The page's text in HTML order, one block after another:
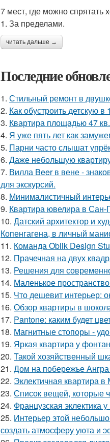
7 мест, где можно спрятать
1. За пределами.
читать дальше →
Последние
1. Стильный ремонт в
2. Как обустроить детскую
3. Квартира площадью 47 кв.
4. Я уже пять лет как
5. Парни часто слышат
6. Даже небольшую
7. Вилла Beer в вене -
для экскурсий.
8. Минималистичный
9. Квартира ювелира в Сан-
10. Датский архитектор и
Копенгагена, в личный
11. Команда Oblik Design
12. Прачечная на двух
13. Решения для
14. Маленькое
15. Что дешевит интерьер:
16. Обзор квартиры в
17. Pantone: каким будет
18. Магнитные стопоры -
19. Яркая квартира у
20. Такой хозяйственный
21. Дом на побережье Ангра
22. Эклектичная квартира
23. Список вещей, которые
24. Французская эклектика
25. Интерьер этой
создать атмосферу уюта и